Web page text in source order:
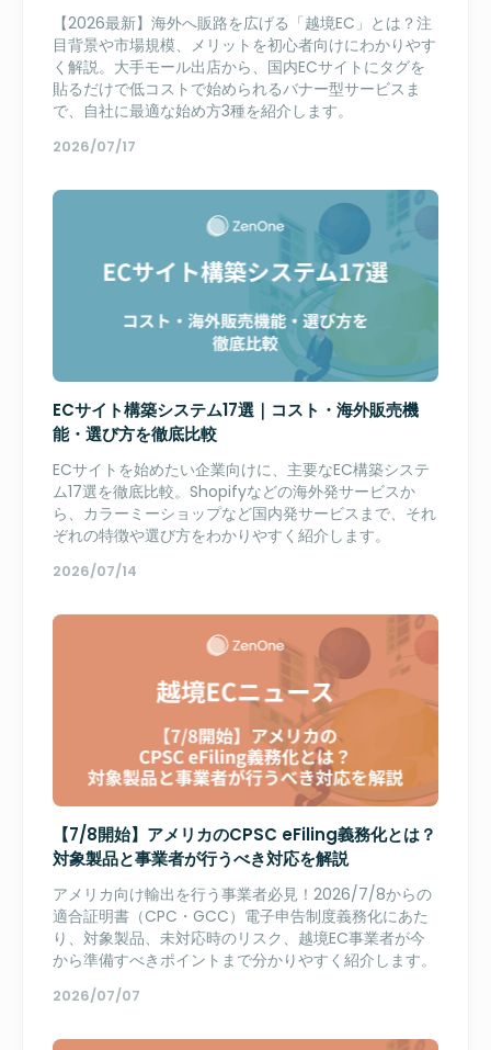
【2026最新】海外へ販路を広げる「越境EC」とは？注
目背景や市場規模、メリットを初心者向けにわかりやす
く解説。大手モール出店から、国内ECサイトにタグを
貼るだけで低コストで始められるバナー型サービスま
で、自社に最適な始め方3種を紹介します。
2026/07/17
ECサイト構築システム17選｜コスト・海外販売機
能・選び方を徹底比較
ECサイトを始めたい企業向けに、主要なEC構築システ
ム17選を徹底比較。Shopifyなどの海外発サービスか
ら、カラーミーショップなど国内発サービスまで、それ
ぞれの特徴や選び方をわかりやすく紹介します。
2026/07/14
【7/8開始】アメリカのCPSC eFiling義務化とは？
対象製品と事業者が行うべき対応を解説
アメリカ向け輸出を行う事業者必見！2026/7/8からの
適合証明書（CPC・GCC）電子申告制度義務化にあた
り、対象製品、未対応時のリスク、越境EC事業者が今
から準備すべきポイントまで分かりやすく紹介します。
2026/07/07